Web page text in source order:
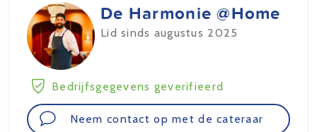
De Harmonie @Home
Lid sinds augustus 2025
Bedrijfsgegevens geverifieerd
Neem contact op met de cateraar